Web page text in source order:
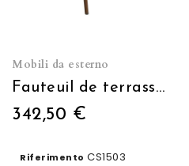
Mobili da esterno
Fauteuil de terrasse Moka gris foncé empilable
342,50 €
Riferimento CS1503